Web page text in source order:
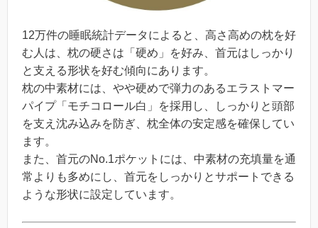
12万件の睡眠統計データによると、高さ高めの枕を好
む人は、枕の硬さは「硬め」を好み、首元はしっかり
と支える形状を好む傾向にあります。
枕の中素材には、やや硬めで弾力のあるエラストマー
パイプ「モチコロール白」を採用し、しっかりと頭部
を支え沈み込みを防ぎ、枕全体の安定感を確保してい
ます。
また、首元のNo.1ポケットには、中素材の充填量を通
常よりも多めにし、首元をしっかりとサポートできる
ような形状に設定しています。